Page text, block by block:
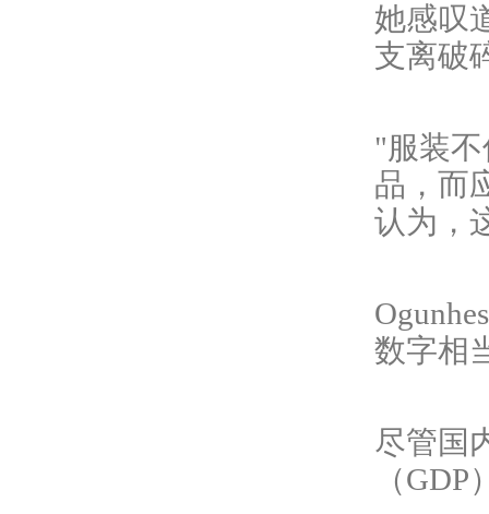
她感叹
支离破
"服装
品，而
认为，
数字相
尽管国
（